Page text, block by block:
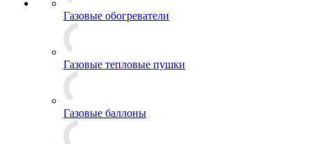
Газовые обогреватели
Газовые тепловые пушки
Газовые баллоны